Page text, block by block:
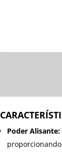
Poder Alisante: